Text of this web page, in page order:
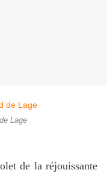
Lage
de la réjouissante